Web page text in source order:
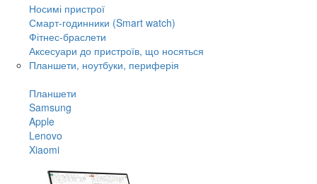
Носимі пристрої
Смарт-годинники (Smart watch)
Фітнес-браслети
Аксесуари до пристроїв, що носяться
Планшети, ноутбуки, периферія
Планшети
Samsung
Apple
Lenovo
Xiaomi